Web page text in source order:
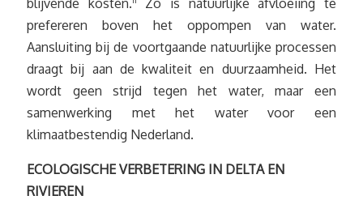
blijvende kosten.
Zo is natuurlijke afvloeiing te
prefereren boven het oppompen van water.
Aansluiting bij de voortgaande natuurlijke processen
draagt bij aan de kwaliteit en duurzaamheid. Het
wordt geen strijd tegen het water, maar een
samenwerking met het water voor een
klimaatbestendig Nederland.
ECOLOGISCHE VERBETERING IN DELTA EN
RIVIEREN